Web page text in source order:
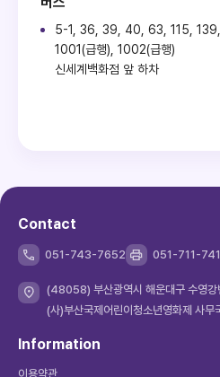
5-1, 36, 39, 40, 63, 115, 139,
1001(급행), 1002(급행)
신세계백화점 앞 하차
Contact
051-743-7652 051-711-
(48058) 부산광역시 해운대구 수영
(사)부산국제어린이청소년영화제 사무
Information
이용약관